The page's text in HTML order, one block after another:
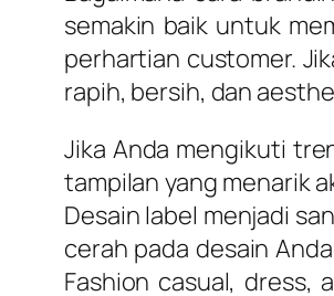
semakin baik untuk
perhartian customer.
rapih, bersih, dan
Jika Anda mengikuti
tampilan yang menarik
Desain label menjadi
cerah pada desain
Fashion casual, dress,